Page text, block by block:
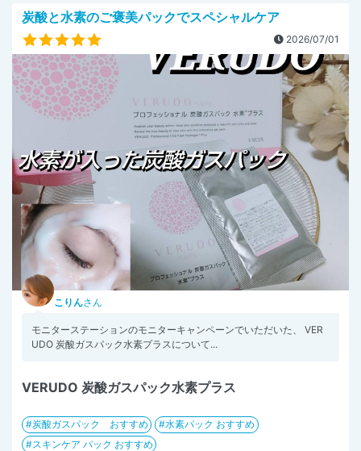
炭酸と水素のご褒美パックでスペシャルケア
2026/07/01
こりんさん
モニターステーションのモニターキャンペーンでいただいた、 VER
UDO 炭酸ガスパック水素プラスについて...
VERUDO 炭酸ガスパック水素プラス
炭酸ガスパック おすすめ
水素パック おすすめ
スキンケア パック おすすめ